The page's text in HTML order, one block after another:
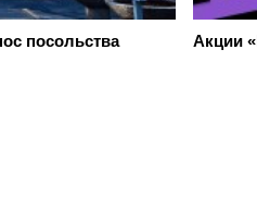
посольства
Акции